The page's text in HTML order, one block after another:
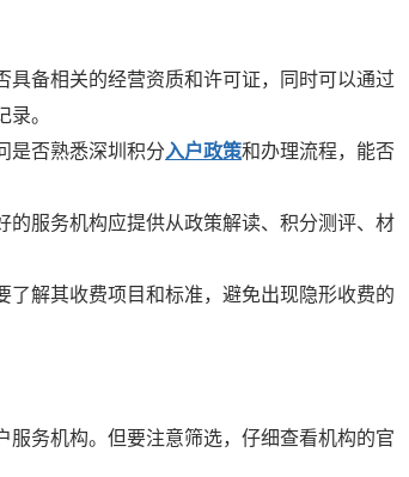
具备相关的经营资质和许可证，同时可以通过
。
是否熟悉深圳积分入户政策和办理流程，能否
的服务机构应提供从政策解读、积分测评、材
解其收费项目和标准，避免出现隐形收费的
服务机构。但要注意筛选，仔细查看机构的官